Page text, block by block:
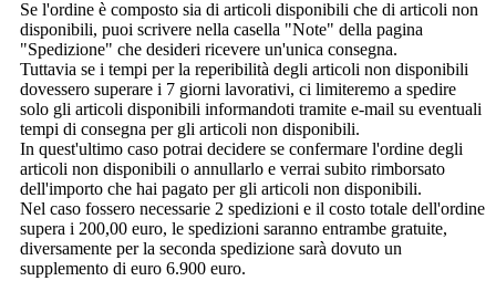
Se l'ordine è composto sia di articoli disponibili che di articoli non
disponibili, puoi scrivere nella casella "Note" della pagina
"Spedizione" che desideri ricevere un'unica consegna.
Tuttavia se i tempi per la reperibilità degli articoli non disponibili
dovessero superare i 7 giorni lavorativi, ci limiteremo a spedire
solo gli articoli disponibili informandoti tramite e-mail su eventuali
tempi di consegna per gli articoli non disponibili.
In quest'ultimo caso potrai decidere se confermare l'ordine degli
articoli non disponibili o annullarlo e verrai subito rimborsato
dell'importo che hai pagato per gli articoli non disponibili.
Nel caso fossero necessarie 2 spedizioni e il costo totale dell'ordine
supera i 200,00 euro, le spedizioni saranno entrambe gratuite,
diversamente per la seconda spedizione sarà dovuto un
supplemento di euro 6.900 euro.